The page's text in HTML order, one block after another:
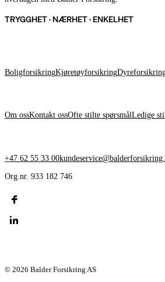
TRYGGHET · NÆRHET · ENKELHET
BoligforsikringKjøretøyforsikring
Om ossKontakt ossOfte stilte spørsmålLedige
+47 62 55 33 00
Org.nr. 933 182 746
© 2026 Balder Forsikring AS